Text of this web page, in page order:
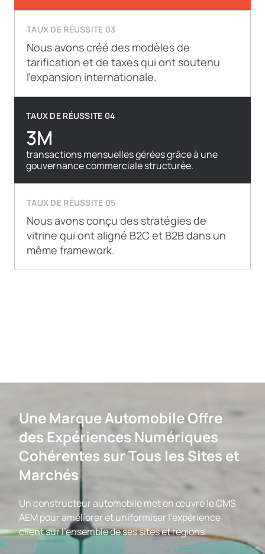
TAUX DE RÉUSSITE 03
Nous avons créé des modèles de
tarification et de taxes qui ont soutenu
l’expansion internationale.
TAUX DE RÉUSSITE 04
3M
transactions mensuelles gérées grâce à une
gouvernance commerciale structurée.
TAUX DE RÉUSSITE 05
Nous avons conçu des stratégies de
vitrine qui ont aligné B2C et B2B dans un
même framework.
Une Marque Automobile Offre
des Expériences Numériques
Cohérentes sur Tous les Sites et
Marchés
Un constructeur automobile met en œuvre le CMS
AEM pour améliorer et uniformiser l'expérience
client sur l'ensemble de ses sites et régions.